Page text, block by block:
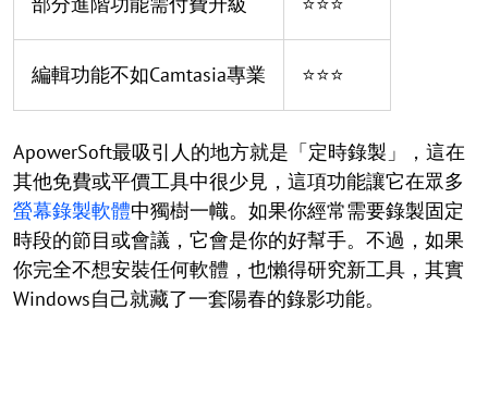
編輯功能不如Camtasia專業 ⭐⭐⭐
ApowerSoft最吸引人的地方就是「定時錄製」，這在
其他免費或平價工具中很少見，這項功能讓它在眾多
螢幕錄製軟體中獨樹一幟。如果你經常需要錄製固定
時段的節目或會議，它會是你的好幫手。不過，如果
你完全不想安裝任何軟體，也懶得研究新工具，其實
Windows自己就藏了一套陽春的錄影功能。